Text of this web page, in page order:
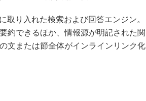
り入れた検索および回答エンジン。
約できるほか、情報源が明記された関
文または節全体がインラインリンク化